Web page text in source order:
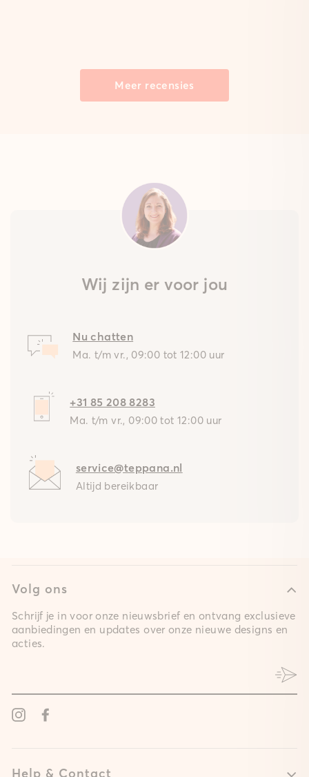
Meer recensies
Wij zijn er voor jou
Nu chatten
Ma. t/m vr., 09:00 tot 12:00 uur
+31 85 208 8283
Ma. t/m vr., 09:00 tot 12:00 uur
service@teppana.nl
Altijd bereikbaar
Help & Contact
Volg ons
Schrijf je in voor onze nieuwsbrief en ontvang exclusieve
aanbiedingen en updates over onze nieuwe designs en
acties.
Instagram